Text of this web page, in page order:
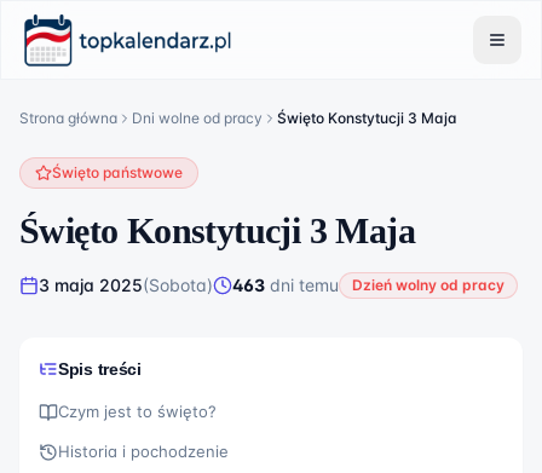
Strona główna Dni wolne od pracy Święto Konstytucji 3 Maja
Święto państwowe
Święto Konstytucji 3 Maja
3 maja 2025(Sobota) 463 dni temu Dzień wolny od pracy
Spis treści
Czym jest to święto?
Historia i pochodzenie